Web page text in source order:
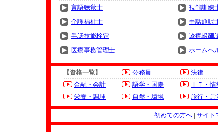
言語聴覚士
視能訓練
介護福祉士
手話通訳
手話技能検定
診療報酬
医療事務管理士
ホームヘ
【資格一覧】 公務員
法律
金融・会計
語学・国際
ＩＴ・
栄養・調理
自然・環境 旅行・ご
初めての方へ| サイト